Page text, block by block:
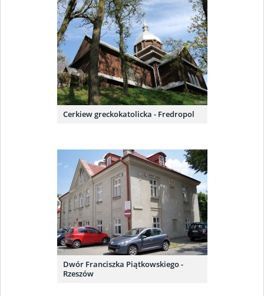
Cerkiew greckokatolicka - Fredropol
Dwór Franciszka Piątkowskiego -
Rzeszów